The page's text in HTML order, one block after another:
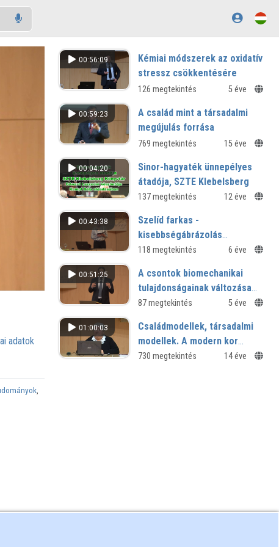
adatok
,
00:56:09
Kémiai módszerek az oxidatív
stressz csökkentésére
126 megtekintés 5 éve
00:59:23
A család mint a társadalmi
megújulás forrása
769 megtekintés 15 éve
00:04:20
Sinor-hagyaték ünnepélyes
átadója, SZTE Klebelsberg
Könyvtár
Béla előadásában
137 megtekintés 12 éve
00:43:38
Szelíd farkas -
kisebbségábrázolás
irodalomban, színházban
118 megtekintés 6 éve
00:51:25
A csontok biomechanikai
tulajdonságainak változása
dentális implantátumok
koncepció esetén
87 megtekintés 5 éve
01:00:03
Családmodellek, társadalmi
modellek. A modern kor
kihívásai
730 megtekintés 14 éve